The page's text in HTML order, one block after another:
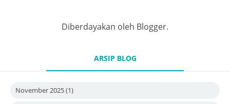
Diberdayakan oleh Blogger.
ARSIP BLOG
November 2025(1)